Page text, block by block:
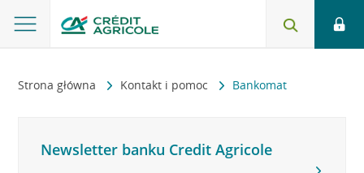
Strona główna Kontakt i pomoc Bankomat
Newsletter banku Credit Agricole